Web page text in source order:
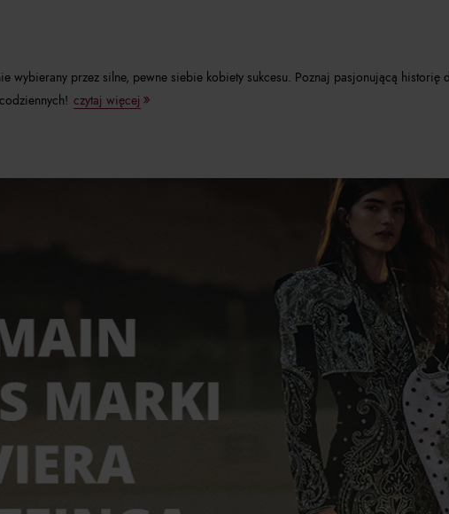
wybierany przez silne, pewne siebie kobiety sukcesu. Poznaj pasjonującą
czytaj więcej